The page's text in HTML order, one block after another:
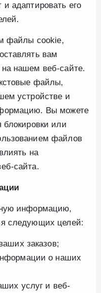
адаптировать его
файлы cookie,
вам
нашем веб-сайте.
файлы,
устройстве и
Вы можете
блокировки или
файлов
на
сайта.
информацию,
следующих целей:
заказов;
о наших
услуг и веб-